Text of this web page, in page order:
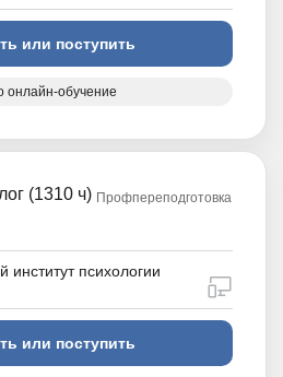
или поступить
онлайн-обучение
(1310 ч) Профпереподготовка
психологии
или поступить